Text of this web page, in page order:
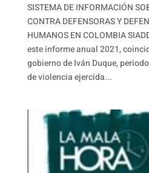
SISTEMA DE INFORMACIÓN
CONTRA DEFENSORAS Y
HUMANOS EN COLOMBIA
este informe anual 2021,
gobierno de Iván Duque,
de violencia ejercida...